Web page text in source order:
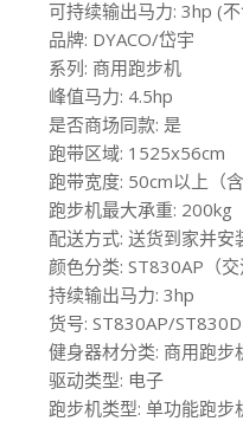
可持续输出马力: 3hp (不
品牌: DYACO/岱宇
系列: 商用跑步机
峰值马力: 4.5hp
是否商场同款: 是
跑带区域: 1525x56cm
跑带宽度: 50cm以上（含
跑步机最大承重: 200kg
配送方式: 送货到家并安
颜色分类: ST830AP（交
持续输出马力: 3hp
货号: ST830AP/
健身器材分类: 商用跑步
驱动类型: 电子
跑步机类型: 单功能跑步